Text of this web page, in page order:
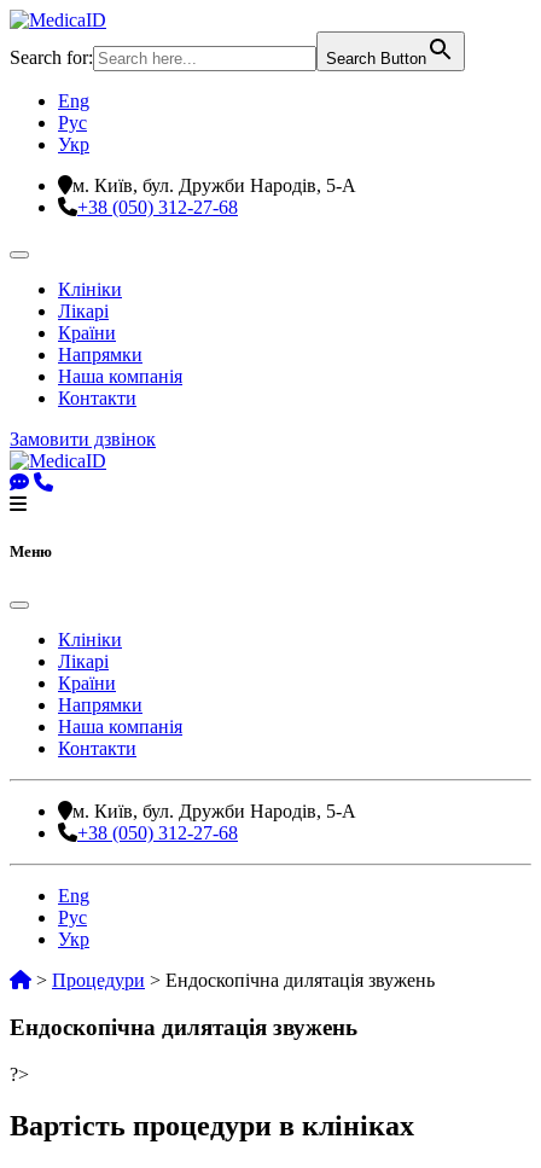
Search for: Search Button
Eng
Рус
Укр
м. Київ, бул. Дружби Народів, 5-А
+38 (050) 312-27-68
Клініки
Лікарі
Країни
Напрямки
Наша компанія
Контакти
Замовити дзвінок
Меню
Клініки
Лікарі
Країни
Напрямки
Наша компанія
Контакти
м. Київ, бул. Дружби Народів, 5-А
+38 (050) 312-27-68
Eng
Рус
Укр
> Процедури > Ендоскопічна дилятація звужень
Ендоскопічна дилятація звужень
?>
Вартість процедури в клініках